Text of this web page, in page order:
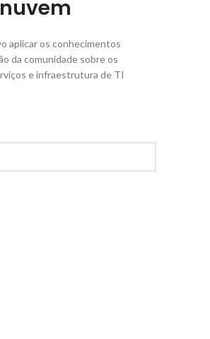
aplicar os conhecimentos
da comunidade sobre os
e infraestrutura de TI